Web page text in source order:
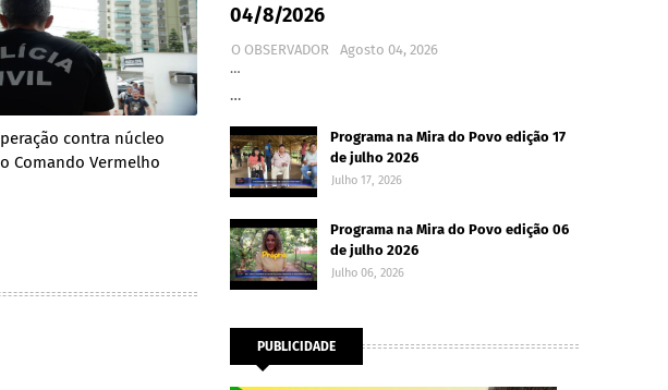
contra núcleo
Comando Vermelho
04/8/2026
O OBSERVADOR
Agosto 04, 2026
…
…
Programa na Mira do Povo edição 17
de julho 2026
Julho 17, 2026
Programa na Mira do Povo edição 06
de julho 2026
Julho 06, 2026
PUBLICIDADE